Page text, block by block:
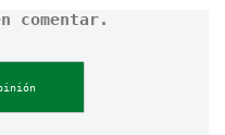
comentar.